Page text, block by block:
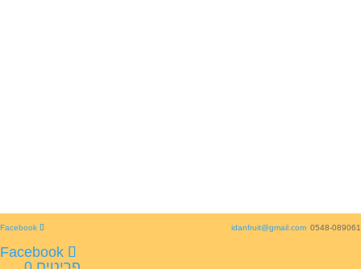
0548-089061
idanfruit@gmail.com